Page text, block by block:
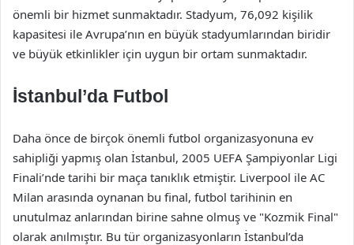
önemli bir hizmet sunmaktadır. Stadyum, 76,092 kişilik
kapasitesi ile Avrupa’nın en büyük stadyumlarından biridir
ve büyük etkinlikler için uygun bir ortam sunmaktadır.
İstanbul’da Futbol
Daha önce de birçok önemli futbol organizasyonuna ev
sahipliği yapmış olan İstanbul, 2005 UEFA Şampiyonlar Ligi
Finali’nde tarihi bir maça tanıklık etmiştir. Liverpool ile AC
Milan arasında oynanan bu final, futbol tarihinin en
unutulmaz anlarından birine sahne olmuş ve "Kozmik Final"
olarak anılmıştır. Bu tür organizasyonların İstanbul’da